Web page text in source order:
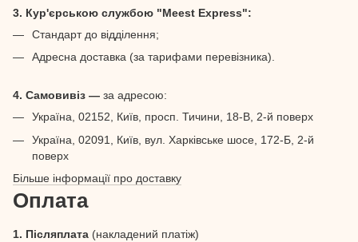
3. Кур'єрською службою "Meest Express":
Стандарт до відділення;
Адресна доставка (за тарифами перевізника).
4. Самовивіз — за адресою:
Україна, 02152, Київ, просп. Тичини, 18-В, 2-й поверх
Україна, 02091, Київ, вул. Харківське шосе, 172-Б, 2-й
поверх
Більше інформації про доставку
Оплата
1. Післяплата (накладений платіж)